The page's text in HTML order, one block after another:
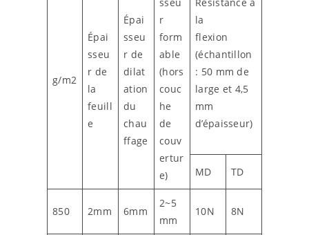
g/m2
Épai
sseu
r de
la
feuill
e
Épai
sseu
r de
dilat
ation
du
chau
ffage
r
form
able
(hors
couc
he
de
couv
ertur
e)
la
flexion
(échantillon
: 50 mm de
large et 4,5
mm
d’épaisseur)
MD TD
850 2mm 6mm
2~5
mm
10N 8N